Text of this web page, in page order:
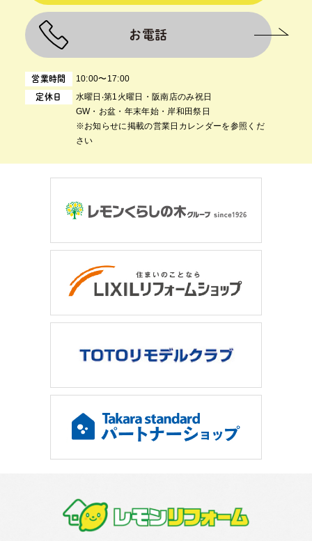
営業時間 10:00〜17:00
定休日
⽔曜⽇‧第1⽕曜⽇・阪南店のみ祝日
GW・お盆・年末年始・岸和田祭日
※お知らせに掲載の営業日カレンダーを参照くだ
さい
お電話